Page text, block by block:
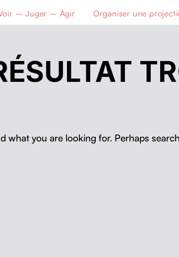
– Juger – Agir Organiser une
what you are looking for. Perhaps